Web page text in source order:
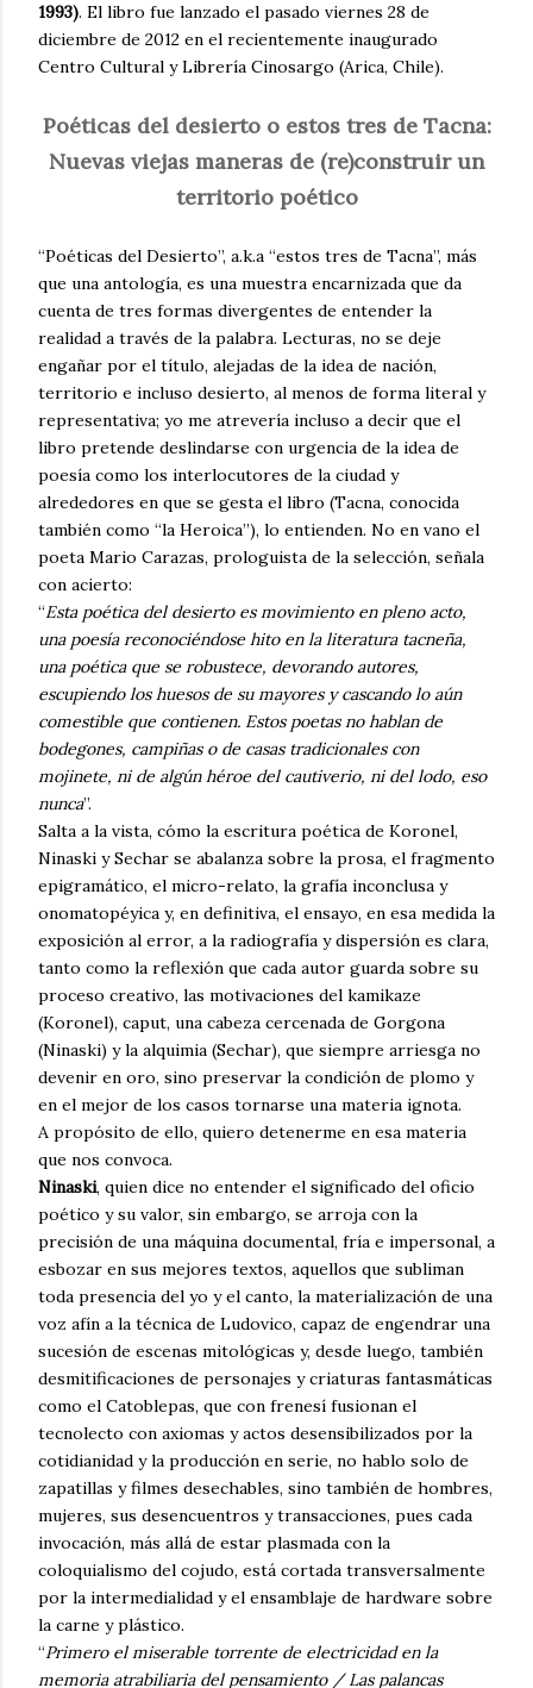
1993). El libro fue lanzado el pasado viernes 28 de
diciembre de 2012 en el recientemente inaugurado
Centro Cultural y Librería Cinosargo (Arica, Chile).
Poéticas del desierto o estos tres de Tacna:
Nuevas viejas maneras de (re)construir un
territorio poético
“Poéticas del Desierto”, a.k.a “estos tres de Tacna”, más
que una antología, es una muestra encarnizada que da
cuenta de tres formas divergentes de entender la
realidad a través de la palabra. Lecturas, no se deje
engañar por el título, alejadas de la idea de nación,
territorio e incluso desierto, al menos de forma literal y
representativa; yo me atrevería incluso a decir que el
libro pretende deslindarse con urgencia de la idea de
poesía como los interlocutores de la ciudad y
alrededores en que se gesta el libro (Tacna, conocida
también como “la Heroica”), lo entienden. No en vano el
poeta Mario Carazas, prologuista de la selección, señala
con acierto:
“Esta poética del desierto es movimiento en pleno acto,
una poesía reconociéndose hito en la literatura tacneña,
una poética que se robustece, devorando autores,
escupiendo los huesos de su mayores y cascando lo aún
comestible que contienen. Estos poetas no hablan de
bodegones, campiñas o de casas tradicionales con
mojinete, ni de algún héroe del cautiverio, ni del lodo, eso
nunca”.
Salta a la vista, cómo la escritura poética de Koronel,
Ninaski y Sechar se abalanza sobre la prosa, el fragmento
epigramático, el micro-relato, la grafía inconclusa y
onomatopéyica y, en definitiva, el ensayo, en esa medida la
exposición al error, a la radiografía y dispersión es clara,
tanto como la reflexión que cada autor guarda sobre su
proceso creativo, las motivaciones del kamikaze
(Koronel), caput, una cabeza cercenada de Gorgona
(Ninaski) y la alquimia (Sechar), que siempre arriesga no
devenir en oro, sino preservar la condición de plomo y
en el mejor de los casos tornarse una materia ignota.
A propósito de ello, quiero detenerme en esa materia
que nos convoca.
Ninaski, quien dice no entender el significado del oficio
poético y su valor, sin embargo, se arroja con la
precisión de una máquina documental, fría e impersonal, a
esbozar en sus mejores textos, aquellos que subliman
toda presencia del yo y el canto, la materialización de una
voz afín a la técnica de Ludovico, capaz de engendrar una
sucesión de escenas mitológicas y, desde luego, también
desmitificaciones de personajes y criaturas fantasmáticas
como el Catoblepas, que con frenesí fusionan el
tecnolecto con axiomas y actos desensibilizados por la
cotidianidad y la producción en serie, no hablo solo de
zapatillas y filmes desechables, sino también de hombres,
mujeres, sus desencuentros y transacciones, pues cada
invocación, más allá de estar plasmada con la
coloquialismo del cojudo, está cortada transversalmente
por la intermedialidad y el ensamblaje de hardware sobre
la carne y plástico.
“Primero el miserable torrente de electricidad en la
memoria atrabiliaria del pensamiento / Las palancas